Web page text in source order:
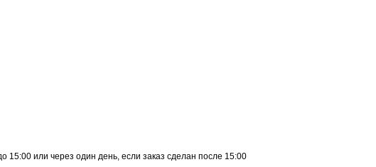
15:00 или через один день, если заказ сделан после 15:00